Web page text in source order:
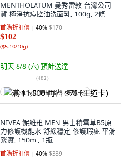
MENTHOLATUM 曼秀雷敦 台灣公司
貨 極淨抗痘控油洗面乳, 100g, 2條
首購折扣價 40%$170
$102
($5.10/10g)
明天 8/8 (六) 預計送達
(482)
满 $1,500 再省 $75 (王道卡)
NIVEA 妮維雅 MEN 男士積雪草B5原
力修護機能水 舒緩穩定 修護瑕疵 平滑
緊實, 150ml, 1瓶
首購折扣價 40%$389